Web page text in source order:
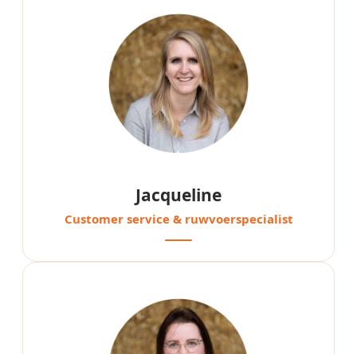
Jacqueline
Customer service & ruwvoerspecialist